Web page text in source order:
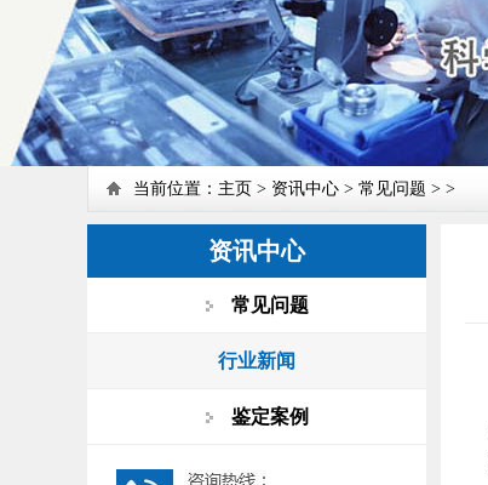
当前位置： 主页 > 资讯中心 > 常见问题 > >
资讯中心
常见问题
行业新闻
鉴定案例